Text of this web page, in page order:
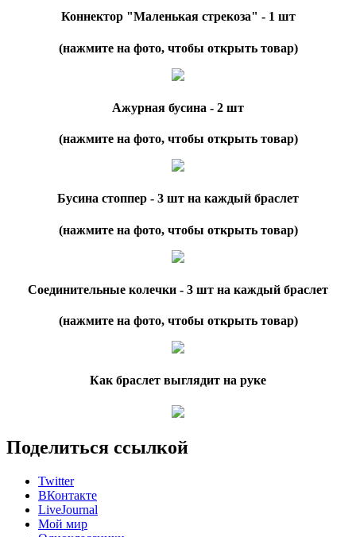
Коннектор "Маленькая стрекоза" - 1 шт
(нажмите на фото, чтобы открыть товар)
Ажурная бусина - 2 шт
(нажмите на фото, чтобы открыть товар)
Бусина стоппер - 3 шт на каждый браслет
(нажмите на фото, чтобы открыть товар)
Соединительные колечки - 3 шт на каждый браслет
(нажмите на фото, чтобы открыть товар)
Как браслет выглядит на руке
Поделиться ссылкой
Twitter
ВКонтакте
LiveJournal
Мой мир